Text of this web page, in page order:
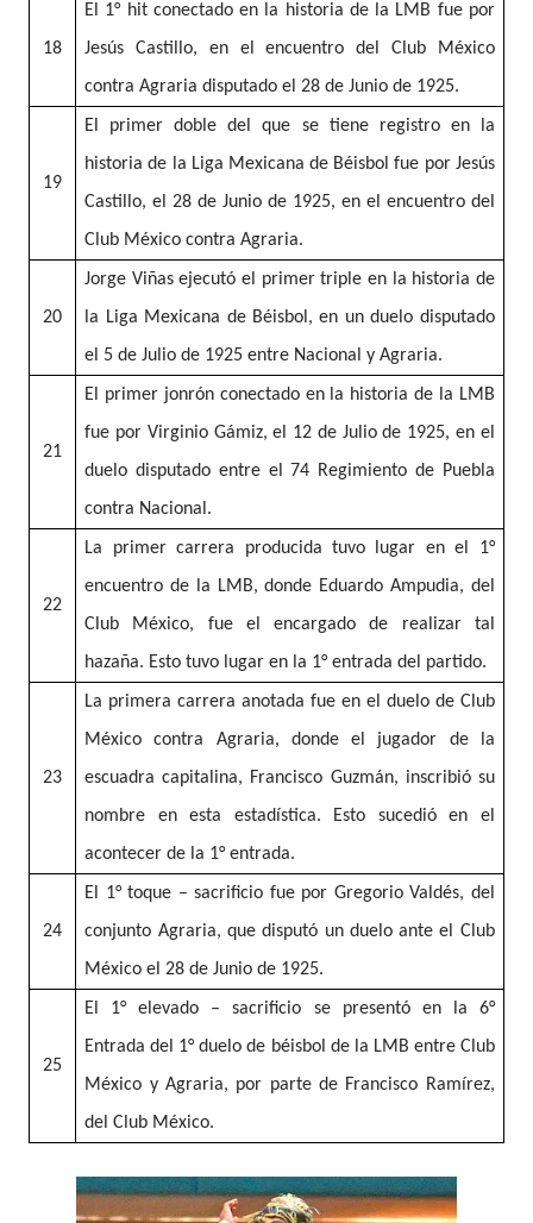
18
El 1° hit conectado en la historia de la LMB fue por
Jesús Castillo, en el encuentro del Club México
contra Agraria disputado el 28 de Junio de 1925.
19
El primer doble del que se tiene registro en la
historia de la Liga Mexicana de Béisbol fue por Jesús
Castillo, el 28 de Junio de 1925, en el encuentro del
Club México contra Agraria.
20
Jorge Viñas ejecutó el primer triple en la historia de
la Liga Mexicana de Béisbol, en un duelo disputado
el 5 de Julio de 1925 entre Nacional y Agraria.
21
El primer jonrón conectado en la historia de la LMB
fue por Virginio Gámiz, el 12 de Julio de 1925, en el
duelo disputado entre el 74 Regimiento de Puebla
contra Nacional.
22
La primer carrera producida tuvo lugar en el 1°
encuentro de la LMB, donde Eduardo Ampudia, del
Club México, fue el encargado de realizar tal
hazaña. Esto tuvo lugar en la 1° entrada del partido.
23
La primera carrera anotada fue en el duelo de Club
México contra Agraria, donde el jugador de la
escuadra capitalina, Francisco Guzmán, inscribió su
nombre en esta estadística. Esto sucedió en el
acontecer de la 1° entrada.
24
El 1° toque – sacrificio fue por Gregorio Valdés, del
conjunto Agraria, que disputó un duelo ante el Club
México el 28 de Junio de 1925.
25
El 1° elevado – sacrificio se presentó en la 6°
Entrada del 1° duelo de béisbol de la LMB entre Club
México y Agraria, por parte de Francisco Ramírez,
del Club México.